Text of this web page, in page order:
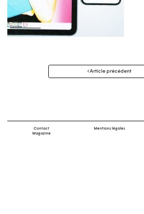
Navigation
Article précédent
Contact
Magazine
Mentions légales